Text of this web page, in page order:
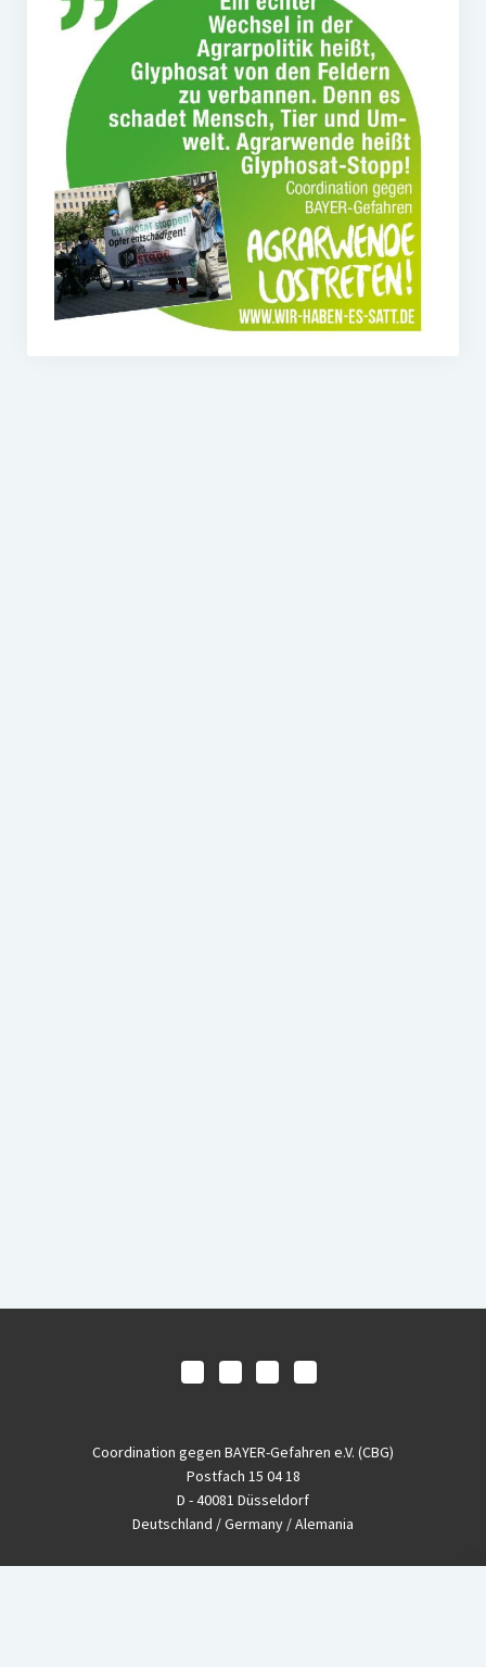
Coordination gegen BAYER-Gefahren e.V. (CBG)
Postfach 15 04 18
D - 40081 Düsseldorf
Deutschland / Germany / Alemania